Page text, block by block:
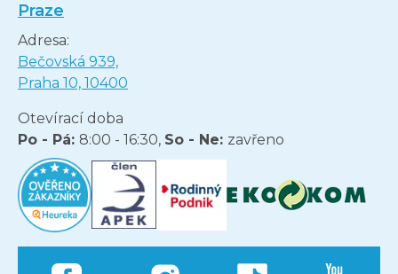
Praze
Adresa:
Bečovská 939,
Praha 10, 10400
Otevírací doba
Po - Pá: 8:00 - 16:30, So - Ne: zavřeno